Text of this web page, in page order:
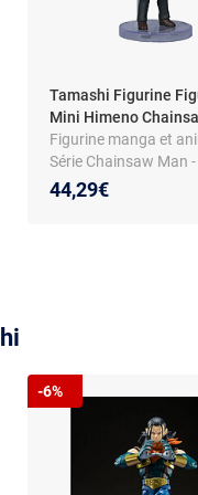
Tamashi Figurine
Mini Himeno
Figurine manga et
Série Chainsaw Man
Himeno - Articulée -
Figuarts Mini
44,29€
-6%